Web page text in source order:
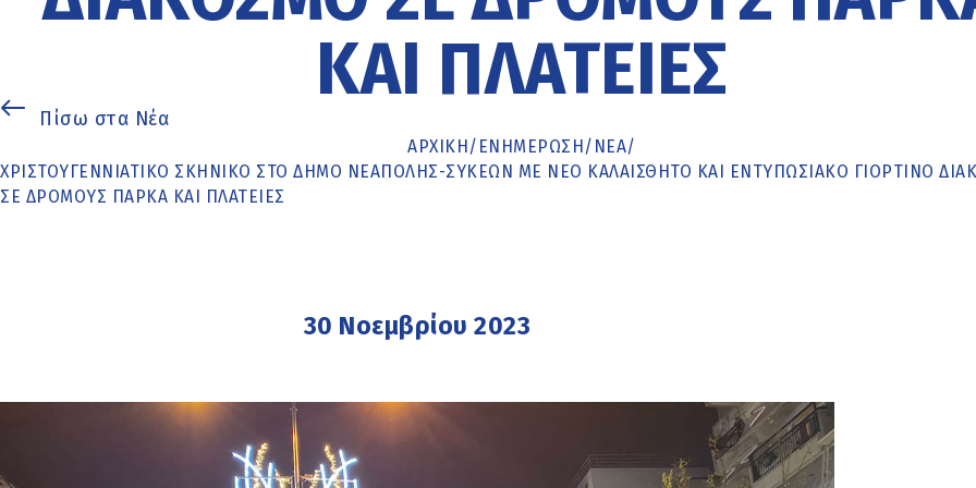
ΚΑΙ ΠΛΑΤΕΊΕΣ
Πίσω στα Νέα
ΑΡΧΙΚΉ/ ΕΝΗΜΈΡΩΣΗ/ ΝΕΑ/
ΧΡΙΣΤΟΥΓΕΝΝΙΆΤΙΚΟ ΣΚΗΝΙΚΌ ΣΤΟ ΔΉΜΟ ΝΕΆΠΟΛΗΣ-ΣΥΚΕΏΝ ΜΕ ΝΈΟ ΚΑΛΑΊΣΘΗΤΟ ΚΑΙ ΕΝΤΥΠΩΣΙΑΚΌ ΓΙΟΡΤΙΝΌ
ΣΕ ΔΡΌΜΟΥΣ ΠΆΡΚΑ ΚΑΙ ΠΛΑΤΕΊΕΣ
30 Νοεμβρίου 2023